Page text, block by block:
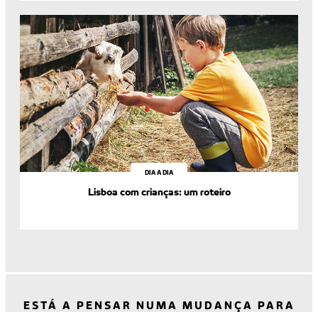
DIA A DIA
Lisboa com crianças: um roteiro
ESTÁ A PENSAR NUMA MUDANÇA PARA